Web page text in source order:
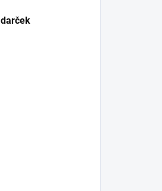
darček